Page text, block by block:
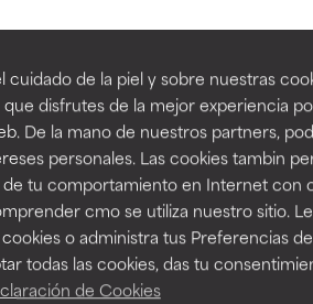
cuidado de la piel y sobre nuestras
disfrutes de la mejor experiencia
De la mano de nuestros partners,
personales. Las cookies tambin
de tu comportamiento en Internet con
cmo se utiliza nuestro sitio.
o administra tus Preferencias de
todas las cookies, das tu
de Cookies
TO SEARCH
in this dictionary. Regulations
de la categoría excelente, suelen ser
de una fórmula.
a su apariencia, estabilidad o
con suficiente respaldo científico.
se recomienda evitarlo por su
de la categoría excelente, suelen ser
de una fórmula.
a su apariencia, estabilidad o
con suficiente respaldo científico.
se recomienda evitarlo por su